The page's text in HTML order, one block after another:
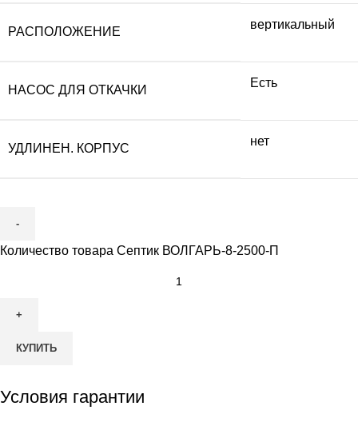
РАСПОЛОЖЕНИЕ
вертикальный
НАСОС ДЛЯ ОТКАЧКИ
Есть
УДЛИНЕН. КОРПУС
нет
Количество товара Септик ВОЛГАРЬ-8-2500-П
КУПИТЬ
Условия гарантии